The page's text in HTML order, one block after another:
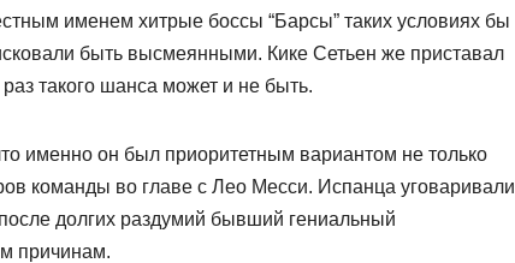
именем хитрые боссы “Барсы” таких условиях бы
быть высмеянными. Кике Сетьен же приставал
такого шанса может и не быть.
именно он был приоритетным вариантом не только
команды во главе с Лео Месси. Испанца уговаривали
долгих раздумий бывший гениальный
причинам.